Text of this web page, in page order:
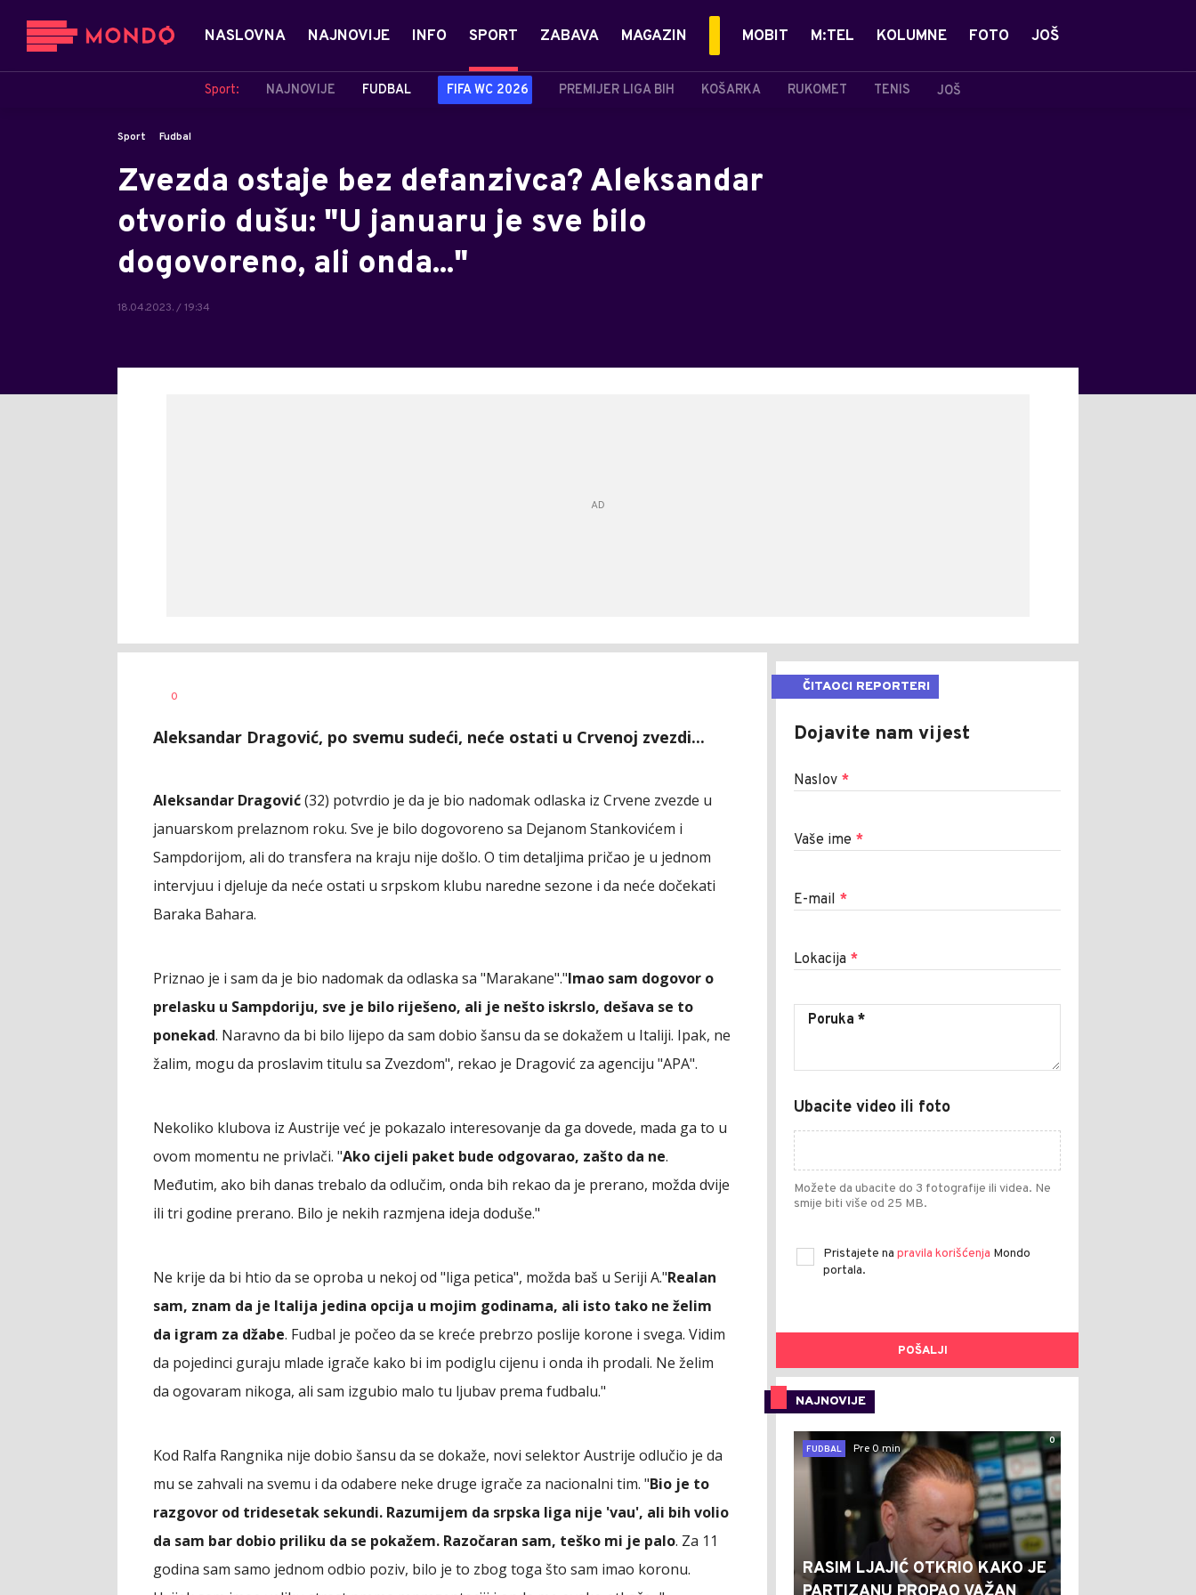
NASLOVNA NAJNOVIJE INFO SPORT
Sport: NAJNOVIJE FUDBAL FIFA WC 2026 PREMIJER LIGA BIH KOŠARKA RUKOMET TENIS JOŠ
ZABAVA MAGAZIN MOBIT M:TEL KOLUMNE FOTO JOŠ
Sport Fudbal
Zvezda ostaje bez defanzivca? Aleksandar
otvorio dušu: "U januaru je sve bilo
dogovoreno, ali onda..."
18.04.2023. / 19:34
AUTOR
0
Aleksandar Dragović, po svemu sudeći, neće ostati u Crvenoj zvezdi...
Aleksandar Dragović(32) potvrdio je da je bio nadomak odlaska iz Crvene zvezde u
januarskom prelaznom roku. Sve je bilo dogovoreno sa Dejanom Stankovićem i
Sampdorijom, ali do transfera na kraju nije došlo. O tim detaljima pričao je u jednom
intervjuu i djeluje da neće ostati u srpskom klubu naredne sezone i da neće dočekati
Baraka Bahara.
Priznao je i sam da je bio nadomak da odlaska sa "Marakane"."Imao sam dogovor o
prelasku u Sampdoriju, sve je bilo riješeno, ali je nešto iskrslo, dešava se to
ponekad. Naravno da bi bilo lijepo da sam dobio šansu da se dokažem u Italiji. Ipak, ne
žalim, mogu da proslavim titulu sa Zvezdom", rekao je Dragović za agenciju "APA".
Nekoliko klubova iz Austrije već je pokazalo interesovanje da ga dovede, mada ga to u
ovom momentu ne privlači. "Ako cijeli paket bude odgovarao, zašto da ne.
Međutim, ako bih danas trebalo da odlučim, onda bih rekao da je prerano, možda dvije
ili tri godine prerano. Bilo je nekih razmjena ideja doduše."
Ne krije da bi htio da se oproba u nekoj od "liga petica", možda baš u Seriji A."Realan
sam, znam da je Italija jedina opcija u mojim godinama, ali isto tako ne želim
da igram za džabe. Fudbal je počeo da se kreće prebrzo poslije korone i svega. Vidim
da pojedinci guraju mlade igrače kako bi im podiglu cijenu i onda ih prodali. Ne želim
da ogovaram nikoga, ali sam izgubio malo tu ljubav prema fudbalu."
Kod Ralfa Rangnika nije dobio šansu da se dokaže, novi selektor Austrije odlučio je da
mu se zahvali na svemu i da odabere neke druge igrače za nacionalni tim. "Bio je to
razgovor od tridesetak sekundi. Razumijem da srpska liga nije 'vau', ali bih volio
da sam bar dobio priliku da se pokažem. Razočaran sam, teško mi je palo. Za 11
godina sam samo jednom odbio poziv, bilo je to zbog toga što sam imao koronu.
ČITAOCI REPORTERI
Dojavite nam vijest
Naslov *
Vaše ime *
E-mail *
Lokacija *
Ubacite video ili foto
Možete da ubacite do 3 fotografije ili videa. Ne
smije biti više od 25 MB.
Pristajete na pravila korišćenja Mondo
portala.
POŠALJI
NAJNOVIJE
0
FUDBAL
Pre 0 min
RASIM LJAJIĆ OTKRIO KAKO JE